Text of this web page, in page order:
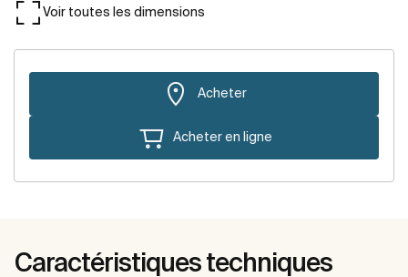
Voir toutes les dimensions
Acheter
Acheter en ligne
Caractéristiques techniques